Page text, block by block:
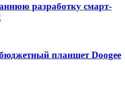
разработку смарт-
планшет Doogee